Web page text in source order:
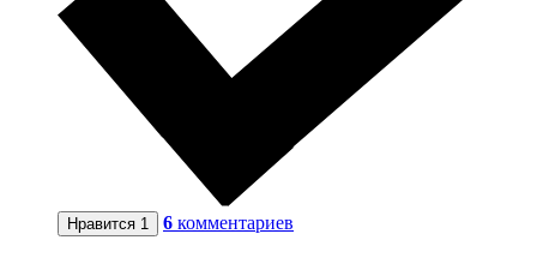
Нравится 1 6 комментариев